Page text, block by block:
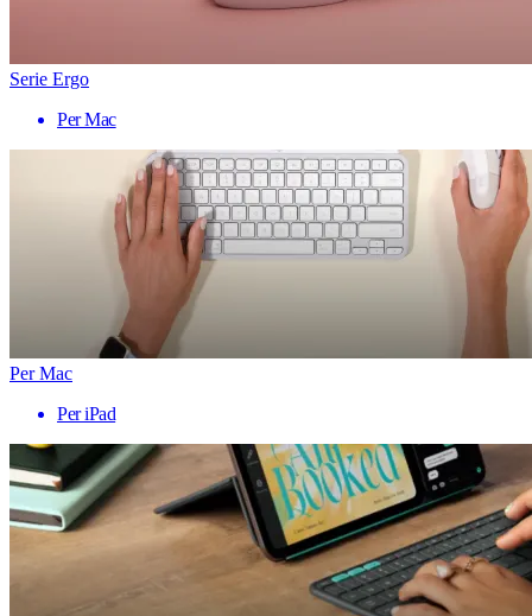
Serie Ergo
Per Mac
Per Mac
Per iPad